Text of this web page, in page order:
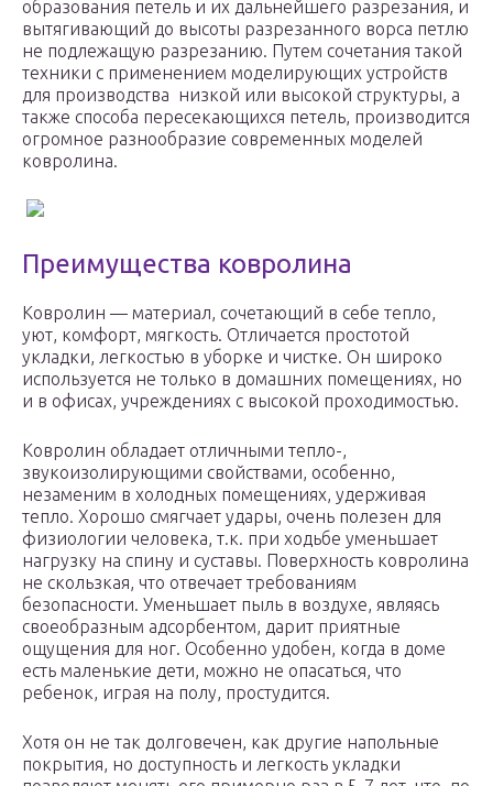
образования петель и их дальнейшего разрезания, и
вытягивающий до высоты разрезанного ворса петлю
не подлежащую разрезанию. Путем сочетания такой
техники с применением моделирующих устройств
для производства низкой или высокой структуры, а
также способа пересекающихся петель, производится
огромное разнообразие современных моделей
ковролина.
Преимущества ковролина
Ковролин — материал, сочетающий в себе тепло,
уют, комфорт, мягкость. Отличается простотой
укладки, легкостью в уборке и чистке. Он широко
используется не только в домашних помещениях, но
и в офисах, учреждениях с высокой проходимостью.
Ковролин обладает отличными тепло-,
звукоизолирующими свойствами, особенно,
незаменим в холодных помещениях, удерживая
тепло. Хорошо смягчает удары, очень полезен для
физиологии человека, т.к. при ходьбе уменьшает
нагрузку на спину и суставы. Поверхность ковролина
не скользкая, что отвечает требованиям
безопасности. Уменьшает пыль в воздухе, являясь
своеобразным адсорбентом, дарит приятные
ощущения для ног. Особенно удобен, когда в доме
есть маленькие дети, можно не опасаться, что
ребенок, играя на полу, простудится.
Хотя он не так долговечен, как другие напольные
покрытия, но доступность и легкость укладки